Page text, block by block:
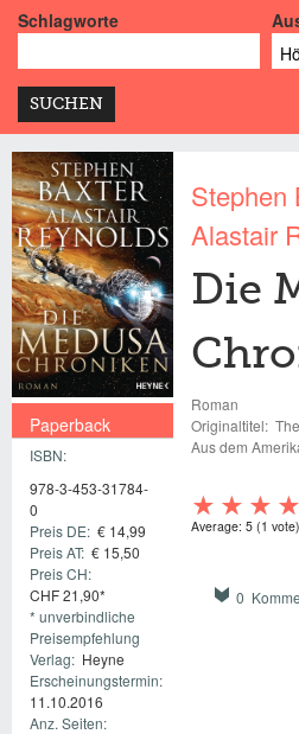
Schlagworte
Paperback
ISBN:
978-3-453-31784-
0
Preis DE: € 14,99
Preis AT: € 15,50
Preis CH:
CHF 21,90*
* unverbindliche
Preisempfehlung
Verlag: Heyne
Erscheinungstermin:
11.10.2016
Anz. Seiten:
Stephen
Alastair
Die
Roman
Originaltitel:
Aus dem
Average: 5 (1 vote)
0